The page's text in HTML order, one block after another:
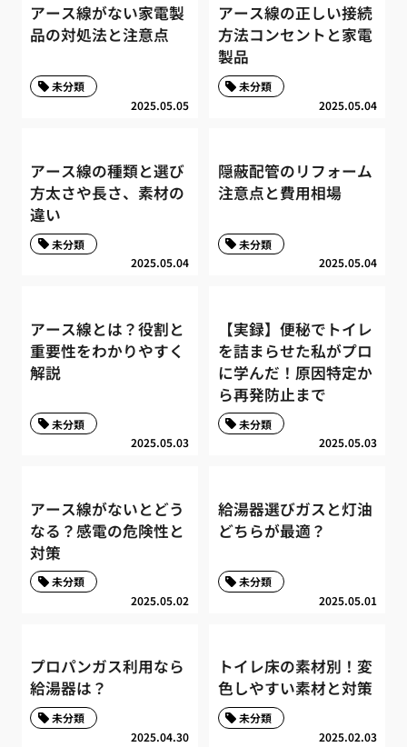
アース線がない家電製
品の対処法と注意点
2025.05.05
未分類
アース線の正しい接続
方法コンセントと家電
製品
2025.05.04
未分類
アース線の種類と選び
方太さや長さ、素材の
違い
2025.05.04
未分類
隠蔽配管のリフォーム
注意点と費用相場
2025.05.04
未分類
アース線とは？役割と
重要性をわかりやすく
解説
2025.05.03
未分類
【実録】便秘でトイレ
を詰まらせた私がプロ
に学んだ！原因特定か
ら再発防止まで
2025.05.03
未分類
アース線がないとどう
なる？感電の危険性と
対策
2025.05.02
未分類
給湯器選びガスと灯油
どちらが最適？
2025.05.01
未分類
プロパンガス利用なら
給湯器は？
2025.04.30
未分類
トイレ床の素材別！変
色しやすい素材と対策
2025.02.03
未分類